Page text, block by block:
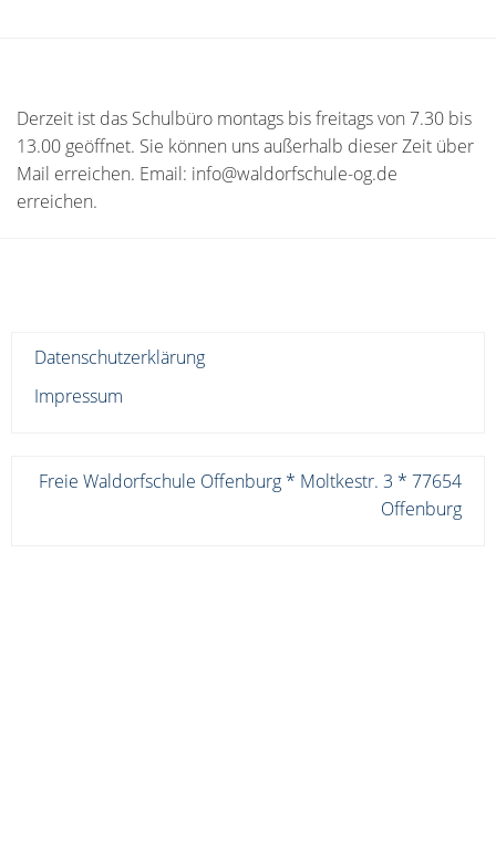
Derzeit ist das Schulbüro montags bis freitags von 7.30 bis
13.00 geöffnet. Sie können uns außerhalb dieser Zeit über
Mail erreichen. Email: info@waldorfschule-og.de
erreichen.
Datenschutzerklärung
Impressum
Freie Waldorfschule Offenburg * Moltkestr. 3 * 77654
Offenburg